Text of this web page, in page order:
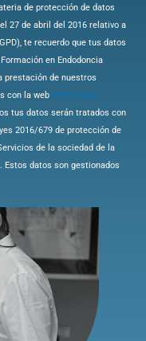
de protección de datos
27 de abril del 2016 relativo a
te recuerdo que tus datos
en Endodoncia
prestación de nuestros
con la web http://www.
tus datos serán tratados con
2016/679 de protección de
de la sociedad de la
Estos datos son gestionados